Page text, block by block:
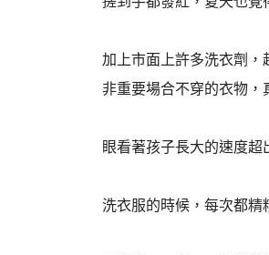
加上市面上許多洗衣劑
非重要場合不穿的衣物，
眼看著孩子長大的速度
洗衣服的時候，每次都精